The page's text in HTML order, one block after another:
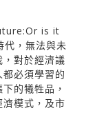
is it
，無法與未
對於經濟議
必須學習的
的犧牲品，
模式，及市